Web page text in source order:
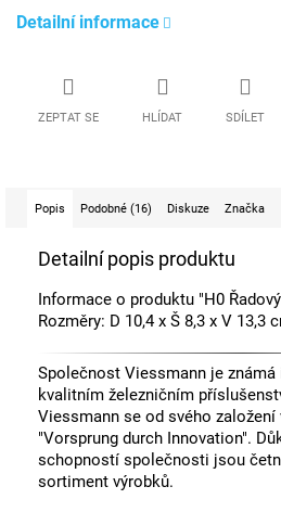
Detailní informace
ZEPTAT SE HLÍDAT SDÍLET
Popis Podobné (16) Diskuze Značka
Detailní popis produktu
Informace o produktu "H0
Rozměry: D 10,4 x Š 8,3 x V 13,3
Společnost Viessmann je
kvalitním železničním
Viessmann se od svého
"Vorsprung durch Innovation".
schopností společnosti jsou
sortiment výrobků.